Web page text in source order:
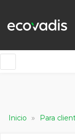
Inicio » Para